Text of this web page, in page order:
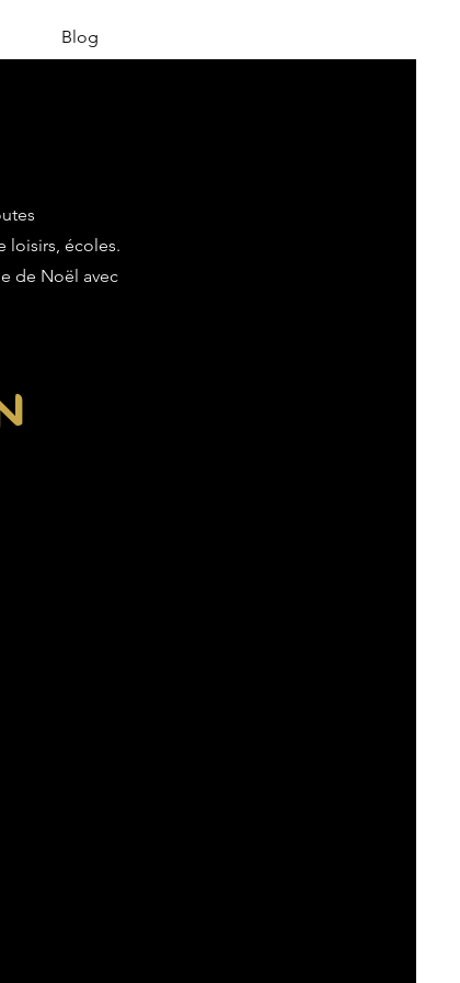
Blog
loisirs, écoles.
de Noël avec